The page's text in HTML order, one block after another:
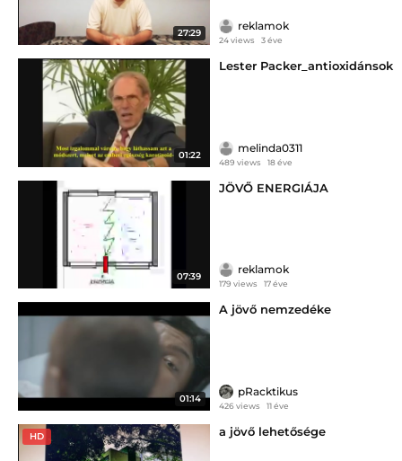
27:29
reklamok
24 views 3 éve
01:22
Lester Packer_antioxidánsok
melinda0311
489 views 18 éve
07:39
JÖVŐ ENERGIÁJA
reklamok
179 views 17 éve
01:14
A jövő nemzedéke
pRacktikus
426 views 11 éve
HD a jövő lehetősége